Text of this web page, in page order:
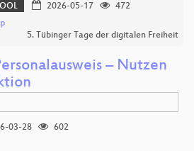
2026-05-17
472
5. Tübinger Tage der digitalen Freiheit
– Nutzen
03-28
602